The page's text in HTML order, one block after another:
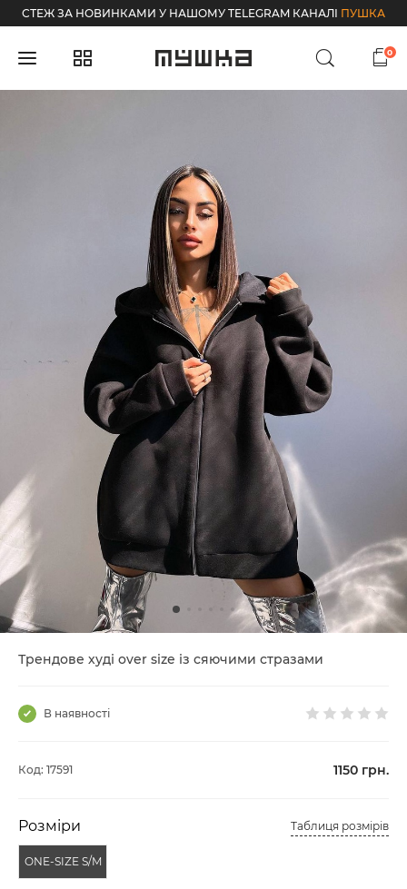
СТЕЖ ЗА НОВИНКАМИ У НАШОМУ TELEGRAM КАНАЛІ ПУШКА
0
Трендове худі over size із сяючими стразами
В наявності
Код: 17591 1150 грн.
Розміри Таблиця розмірів
ONE-SIZE S/M